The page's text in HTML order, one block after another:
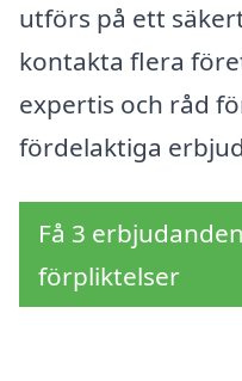
utförs på ett
kontakta flera
expertis och råd
fördelaktiga
Få 3
förpliktelser